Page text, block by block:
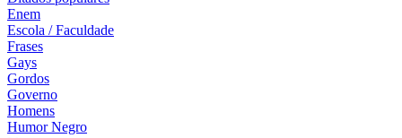
Enem
Escola / Faculdade
Frases
Gays
Gordos
Governo
Homens
Humor Negro